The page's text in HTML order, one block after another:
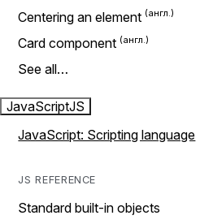
Centering an element
Card component
See all…
JavaScriptJS
JavaScript: Scripting language
JS REFERENCE
Standard built-in objects